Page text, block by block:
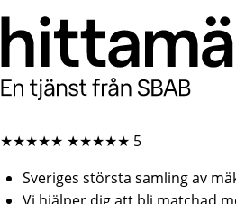
★★★★★ ★★★★★ 5
Sveriges största samling av